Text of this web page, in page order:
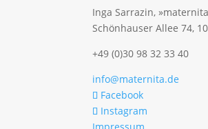
Inga Sarrazin,
Schönhauser Allee 74,
+49 (0)30 98 32 33 40
info@maternita.de
Facebook
Instagram